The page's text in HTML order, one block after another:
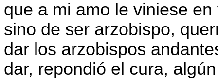
que a mi amo le viniese
sino de ser arzobispo,
dar los arzobispos
dar, repondió el cura,